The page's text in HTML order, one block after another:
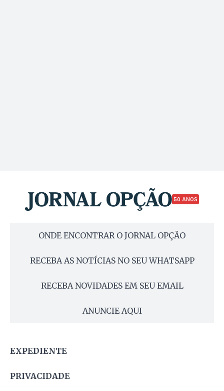
50 ANOS
ONDE ENCONTRAR O JORNAL OPÇÃO
RECEBA AS NOTÍCIAS NO SEU WHATSAPP
RECEBA NOVIDADES EM SEU EMAIL
ANUNCIE AQUI
EXPEDIENTE
PRIVACIDADE